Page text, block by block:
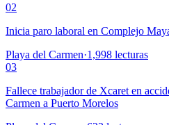
02
Inicia paro laboral en Complejo
Playa del Carmen·1,998 lecturas
03
Fallece trabajador de Xcaret en
Carmen a Puerto Morelos